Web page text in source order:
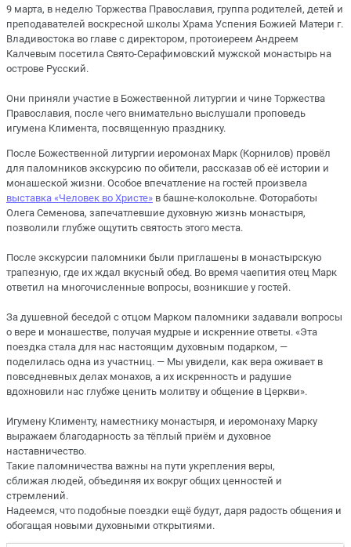
9 марта, в неделю Торжества Православия, группа родителей, детей и
преподавателей воскресной школы Храма Успения Божией Матери г.
Владивостока во главе с директором, протоиереем Андреем
Калчевым посетила Свято-Серафимовский мужской монастырь на
острове Русский.
Они приняли участие в Божественной литургии и чине Торжества
Православия, после чего внимательно выслушали проповедь
игумена Климента, посвященную празднику.
После Божественной литургии иеромонах Марк (Корнилов) провёл
для паломников экскурсию по обители, рассказав об её истории и
монашеской жизни. Особое впечатление на гостей произвела
выставка «Человек во Христе» в башне-колокольне. Фотоработы
Олега Семенова, запечатлевшие духовную жизнь монастыря,
позволили глубже ощутить святость этого места.
После экскурсии паломники были приглашены в монастырскую
трапезную, где их ждал вкусный обед. Во время чаепития отец Марк
ответил на многочисленные вопросы, возникшие у гостей.
За душевной беседой с отцом Марком паломники задавали вопросы
о вере и монашестве, получая мудрые и искренние ответы. «Эта
поездка стала для нас настоящим духовным подарком, —
поделилась одна из участниц. — Мы увидели, как вера оживает в
повседневных делах монахов, а их искренность и радушие
вдохновили нас глубже ценить молитву и общение в Церкви».
Игумену Клименту, наместнику монастыря, и иеромонаху Марку
выражаем благодарность за тёплый приём и духовное
наставничество.
Такие паломничества важны на пути укрепления веры,
сближая людей, объединяя их вокруг общих ценностей и
стремлений.
Надеемся, что подобные поездки ещё будут, даря радость общения и
обогащая новыми духовными открытиями.